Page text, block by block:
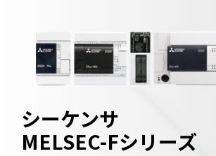
シーケンサ
MELSEC-Fシリーズ